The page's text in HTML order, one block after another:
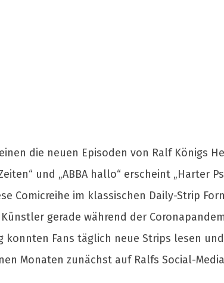
die neuen Episoden von Ralf Königs
und „ABBA hallo“ erscheint „Harter
Comicreihe im klassischen Daily-Strip
gerade während der
Fans täglich neue Strips lesen
Monaten zunächst auf Ralfs Social-